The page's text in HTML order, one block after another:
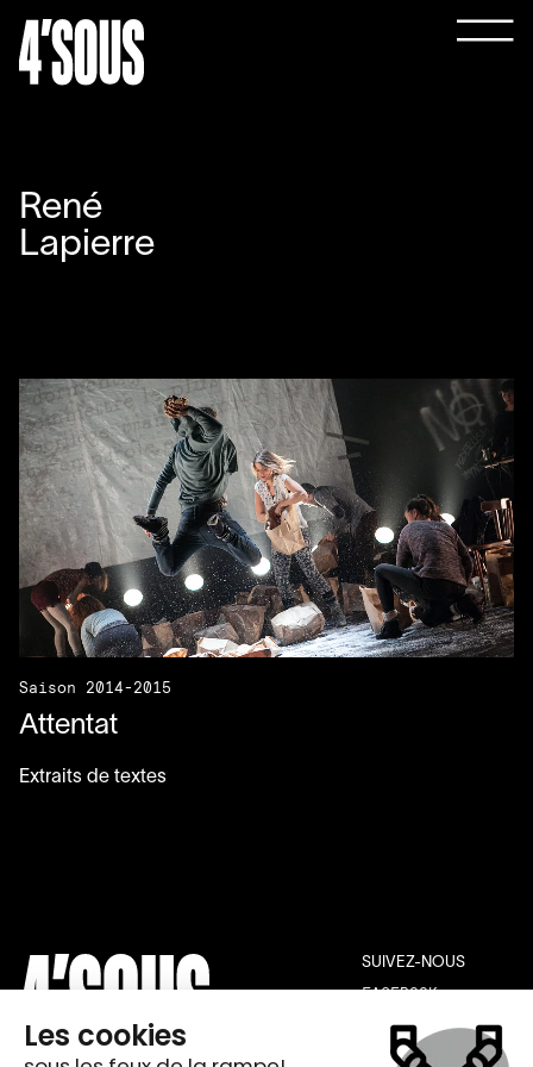
René
Lapierre
Saison 2014-2015
Attentat
Extraits de textes
SUIVEZ-NOUS
FACEBOOK
YOUTUBE